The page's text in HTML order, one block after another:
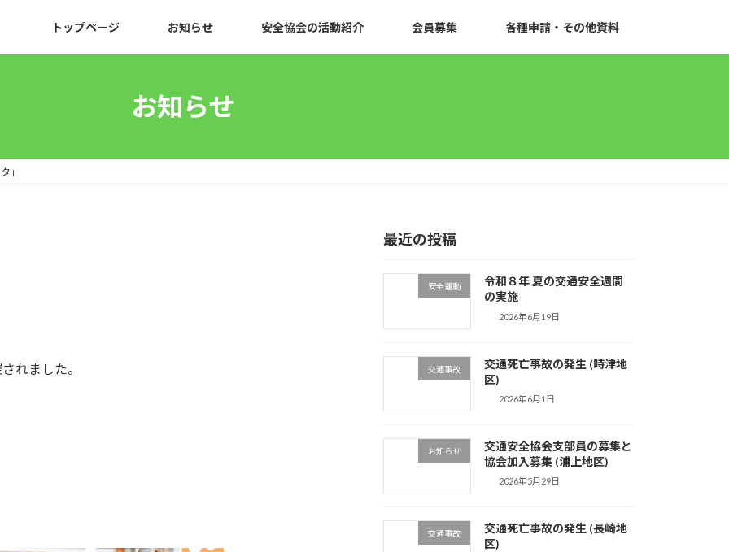
トップページ お知らせ 安全協会の活動紹介 会員募集 各種申請・その他資料
お知らせ
」
れました。
最近の投稿
安全運動
令和８年 夏の交通安全週間
の実施
2026年6月19日
交通事故
交通死亡事故の発生 (時津地
区)
2026年6月1日
お知らせ
交通安全協会支部員の募集と
協会加入募集 (浦上地区)
2026年5月29日
交通事故
交通死亡事故の発生 (長崎地
区)